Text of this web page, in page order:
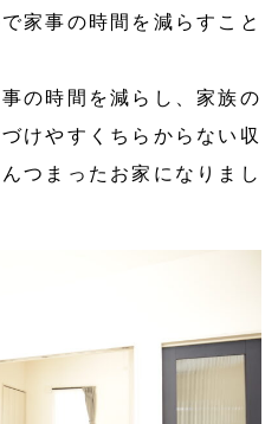
家事の時間を減らすこと
の時間を減らし、家族の
けやすくちらからない収
つまったお家になりまし